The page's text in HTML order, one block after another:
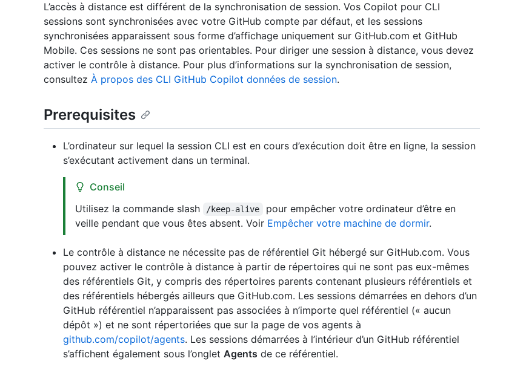
L’accès à distance est différent de la synchronisation de session. Vos Copilot pour CLI
sessions sont synchronisées avec votre GitHub compte par défaut, et les sessions
synchronisées apparaissent sous forme d’affichage uniquement sur GitHub.com et GitHub
Mobile. Ces sessions ne sont pas orientables. Pour diriger une session à distance, vous devez
activer le contrôle à distance. Pour plus d’informations sur la synchronisation de session,
consultez À propos des CLI GitHub Copilot données de session.
Prerequisites
L’ordinateur sur lequel la session CLI est en cours d’exécution doit être en ligne, la session
s’exécutant activement dans un terminal.
Conseil
Utilisez la commande slash
/keep-alive
pour empêcher votre ordinateur d’être en
veille pendant que vous êtes absent. Voir Empêcher votre machine de dormir.
Le contrôle à distance ne nécessite pas de référentiel Git hébergé sur GitHub.com. Vous
pouvez activer le contrôle à distance à partir de répertoires qui ne sont pas eux-mêmes
des référentiels Git, y compris des répertoires parents contenant plusieurs référentiels et
des référentiels hébergés ailleurs que GitHub.com. Les sessions démarrées en dehors d’un
GitHub référentiel n’apparaissent pas associées à n’importe quel référentiel (« aucun
dépôt ») et ne sont répertoriées que sur la page de vos agents à
github.com/copilot/agents. Les sessions démarrées à l’intérieur d’un GitHub référentiel
s’affichent également sous l’onglet Agents de ce référentiel.